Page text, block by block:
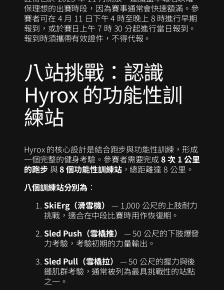
保理想的出賽時段，因為賽事通常會快速額滿。參
賽者可在 4 月 11 日下午 4 時至晚上 8 時進行早期
報到，或於賽日上午 7 時 30 分起進行當日報到。
報到時須攜帶有效證件，不得代報。
八站挑戰：認識
Hyrox 的功能性訓
練站
Hyrox 的核心設計是結合跑步與功能性訓練，形成
一個完整的健身考驗。參賽者需要完成8 次 1 公里
的跑步與8 個功能性訓練站，總距離達 8 公里。
八個訓練站分別為 ：
SkiErg（滑雪機） — 1,000 公尺的上肢耐力
挑戰，適合在中段比賽時用作恢復期。
Sled Push（雪橇推） — 50 公尺的下肢爆發
力考驗，考驗初期的力量輸出。
Sled Pull（雪橇拉） — 50 公尺的握力與後
鏈肌群考驗，通常被列為最具挑戰性的站點
之一。